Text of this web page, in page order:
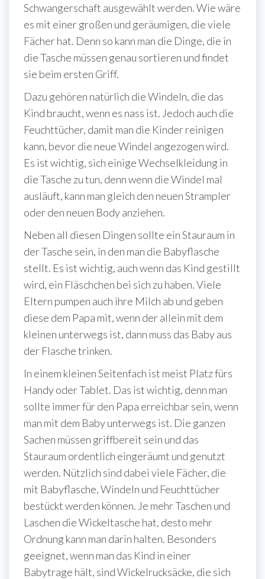
Schwangerschaft ausgewählt werden. Wie wäre
es mit einer großen und geräumigen, die viele
Fächer hat. Denn so kann man die Dinge, die in
die Tasche müssen genau sortieren und findet
sie beim ersten Griff.
Dazu gehören natürlich die Windeln, die das
Kind braucht, wenn es nass ist. Jedoch auch die
Feuchttücher, damit man die Kinder reinigen
kann, bevor die neue Windel angezogen wird.
Es ist wichtig, sich einige Wechselkleidung in
die Tasche zu tun, denn wenn die Windel mal
ausläuft, kann man gleich den neuen Strampler
oder den neuen Body anziehen.
Neben all diesen Dingen sollte ein Stauraum in
der Tasche sein, in den man die Babyflasche
stellt. Es ist wichtig, auch wenn das Kind gestillt
wird, ein Fläschchen bei sich zu haben. Viele
Eltern pumpen auch ihre Milch ab und geben
diese dem Papa mit, wenn der allein mit dem
kleinen unterwegs ist, dann muss das Baby aus
der Flasche trinken.
In einem kleinen Seitenfach ist meist Platz fürs
Handy oder Tablet. Das ist wichtig, denn man
sollte immer für den Papa erreichbar sein, wenn
man mit dem Baby unterwegs ist. Die ganzen
Sachen müssen griffbereit sein und das
Stauraum ordentlich eingeräumt und genutzt
werden. Nützlich sind dabei viele Fächer, die
mit Babyflasche, Windeln und Feuchttücher
bestückt werden können. Je mehr Taschen und
Laschen die Wickeltasche hat, desto mehr
Ordnung kann man darin halten. Besonders
geeignet, wenn man das Kind in einer
Babytrage hält, sind Wickelrucksäcke, die sich